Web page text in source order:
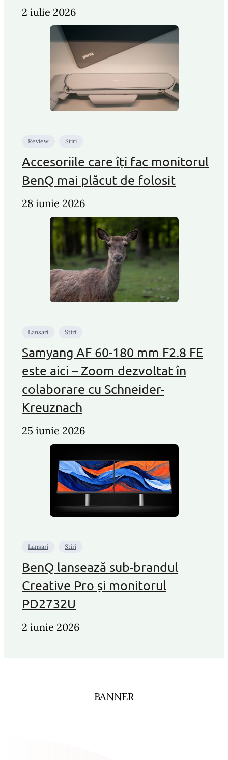
2 iulie 2026
Review Stiri
Accesoriile care îți fac monitorul
BenQ mai plăcut de folosit
28 iunie 2026
Lansari Stiri
Samyang AF 60-180 mm F2.8 FE
este aici – Zoom dezvoltat în
colaborare cu Schneider-
Kreuznach
25 iunie 2026
Lansari Stiri
BenQ lansează sub-brandul
Creative Pro și monitorul
PD2732U
2 iunie 2026
BANNER